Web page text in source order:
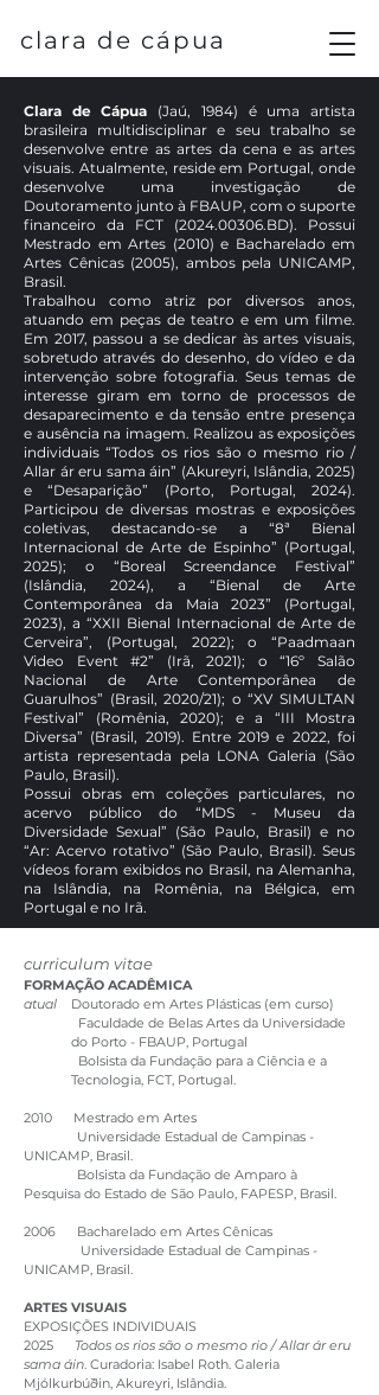
clara de cápua
Clara de Cápua (Jaú, 1984) é uma artista
brasileira multidisciplinar e seu trabalho se
desenvolve entre as artes da cena e as artes
visuais. Atualmente, reside em Portugal, onde
desenvolve uma investigação de
Doutoramento junto à FBAUP, com o suporte
financeiro da FCT (2024.00306.BD). Possui
Mestrado em Artes (2010) e Bacharelado em
Artes Cênicas (2005), ambos pela UNICAMP,
Brasil.
Trabalhou como atriz por diversos anos,
atuando em peças de teatro e em um filme.
Em 2017, passou a se dedicar às artes visuais,
sobretudo através do desenho, do vídeo e da
intervenção sobre fotografia. Seus temas de
interesse giram em torno de processos de
desaparecimento e da tensão entre presença
e ausência na imagem. Realizou as exposições
individuais “Todos os rios são o mesmo rio /
Allar ár eru sama áin” (Akureyri, Islândia, 2025)
e “Desaparição” (Porto, Portugal, 2024).
Participou de diversas mostras e exposições
coletivas, destacando-se a “8ª Bienal
Internacional de Arte de Espinho” (Portugal,
2025); o “Boreal Screendance Festival”
(Islândia, 2024), a “Bienal de Arte
Contemporânea da Maia 2023” (Portugal,
2023), a “XXII Bienal Internacional de Arte de
Cerveira”, (Portugal, 2022); o “Paadmaan
Video Event #2” (Irã, 2021); o “16º Salão
Nacional de Arte Contemporânea de
Guarulhos” (Brasil, 2020/21); o “XV SIMULTAN
Festival” (Romênia, 2020); e a “III Mostra
Diversa” (Brasil, 2019). Entre 2019 e 2022, foi
artista representada pela LONA Galeria (São
Paulo, Brasil).
Possui obras em coleções particulares, no
acervo público do “MDS - Museu da
Diversidade Sexual” (São Paulo, Brasil) e no
“Ar: Acervo rotativo” (São Paulo, Brasil). Seus
vídeos foram exibidos no Brasil, na Alemanha,
na Islândia, na Romênia, na Bélgica, em
Portugal e no Irã.
curriculum vitae
FORMAÇÃO ACADÊMICA
atual Doutorado em Artes Plásticas (em curso)
Faculdade de Belas Artes da Universidade
do Porto - FBAUP, Portugal
Bolsista da Fundação para a Ciência e a
Tecnologia, FCT, Portugal.
2010 Mestrado em Artes
Universidade Estadual de Campinas -
UNICAMP, Brasil.
Bolsista da Fundação de Amparo à
Pesquisa do Estado de São Paulo, FAPESP, Brasil.
2006 Bacharelado em Artes Cênicas
Universidade Estadual de Campinas -
UNICAMP, Brasil.
ARTES VISUAIS
EXPOSIÇÕES INDIVIDUAIS
2025 Todos os rios são o mesmo rio / Allar ár eru
sama áin. Curadoria: Isabel Roth. Galeria
Mjólkurbúðin, Akureyri, Islândia.